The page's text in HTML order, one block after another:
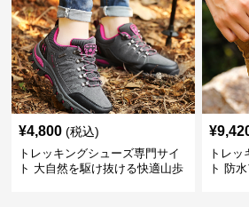
¥4,800 (税込)
トレッキングシューズ専門サイ
ト 大自然を駆け抜ける快適山歩
¥
トレッ
ト 防